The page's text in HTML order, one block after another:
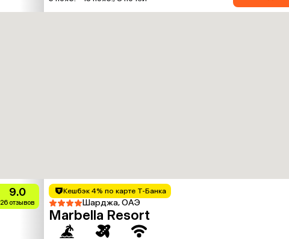
9.0
26 отзывов
Кешбэк 4% по карте Т-Банка
Шарджа, ОАЭ
Marbella Resort